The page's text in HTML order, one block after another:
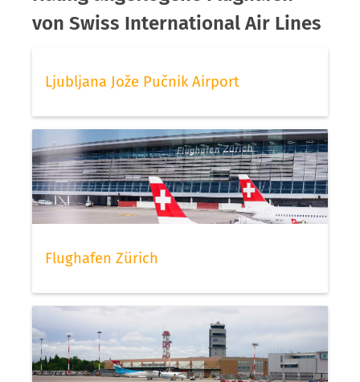
von Swiss International Air Lines
Ljubljana Jože Pučnik Airport
Flughafen Zürich